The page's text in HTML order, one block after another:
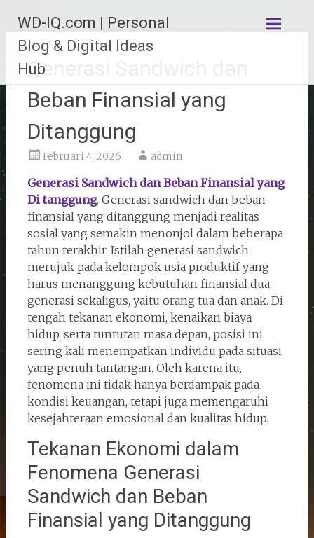
konten
WD-IQ.com | Personal
Blog & Digital Ideas
Hub
Generasi Sandwich dan
Beban Finansial yang
Ditanggung
Februari 4, 2026 admin
Generasi Sandwich dan Beban Finansial yang
Di tanggung. Generasi sandwich dan beban
finansial yang ditanggung menjadi realitas
sosial yang semakin menonjol dalam beberapa
tahun terakhir. Istilah generasi sandwich
merujuk pada kelompok usia produktif yang
harus menanggung kebutuhan finansial dua
generasi sekaligus, yaitu orang tua dan anak. Di
tengah tekanan ekonomi, kenaikan biaya
hidup, serta tuntutan masa depan, posisi ini
sering kali menempatkan individu pada situasi
yang penuh tantangan. Oleh karena itu,
fenomena ini tidak hanya berdampak pada
kondisi keuangan, tetapi juga memengaruhi
kesejahteraan emosional dan kualitas hidup.
Tekanan Ekonomi dalam
Fenomena Generasi
Sandwich dan Beban
Finansial yang Ditanggung